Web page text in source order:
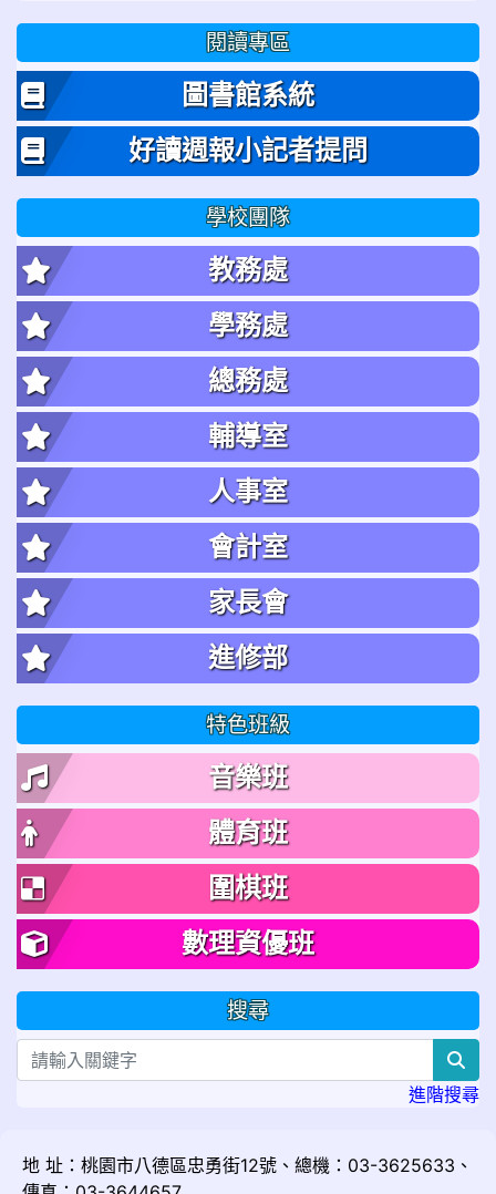
閱讀專區
圖書館系統
好讀週報小記者提問
學校團隊
教務處
學務處
總務處
輔導室
人事室
會計室
家長會
進修部
特色班級
音樂班
體育班
圍棋班
數理資優班
搜尋
進階搜尋
地 址：桃園市八德區忠勇街12號、總機：03-3625633、